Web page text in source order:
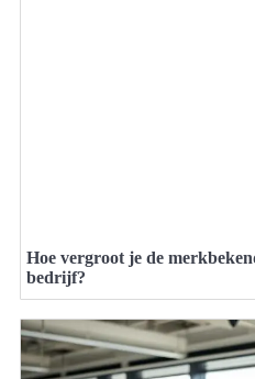
Hoe vergroot je de
bedrijf?